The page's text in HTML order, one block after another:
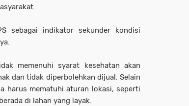
sebagai indikator sekunder kondisi
memenuhi syarat kesehatan akan
dan tidak diperbolehkan dijual. Selain
harus mematuhi aturan lokasi, seperti
di lahan yang layak.